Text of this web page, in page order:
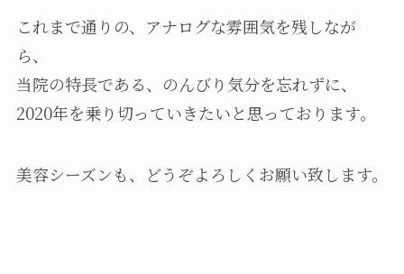
これまで通りの、アナログな雰囲気を残しなが
ら、
当院の特長である、のんびり気分を忘れずに、
2020年を乗り切っていきたいと思っております。
美容シーズンも、どうぞよろしくお願い致します。